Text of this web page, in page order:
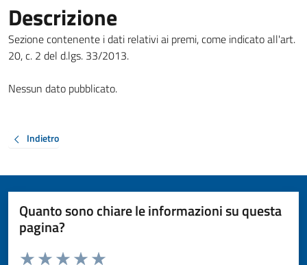
Descrizione
Sezione contenente i dati relativi ai premi, come indicato all'art.
20, c. 2 del d.lgs. 33/2013.
Nessun dato pubblicato.
Indietro
Quanto sono chiare le informazioni su questa
pagina?
Valuta da 1 a 5 stelle la pagina